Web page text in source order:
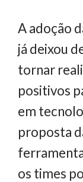
A adoção
já deixou
tornar
positivos
em
proposta
os times